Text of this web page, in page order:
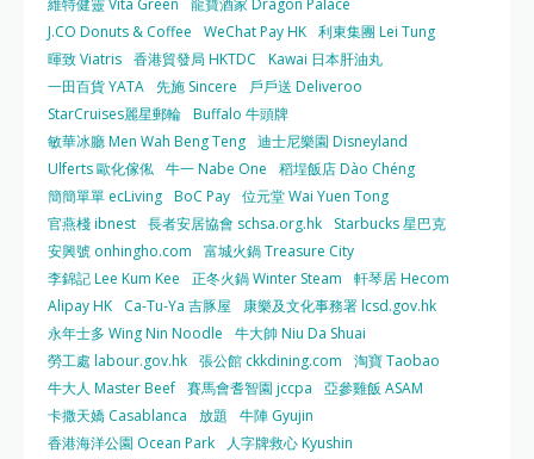
維特健靈 Vita Green
龍寶酒家 Dragon Palace
J.CO Donuts & Coffee
WeChat Pay HK 利東集團 Lei Tung
暉致 Viatris 香港貿發局 HKTDC
Kawai 日本肝油丸
一田百貨 YATA 先施 Sincere
戶戶送 Deliveroo
StarCruises麗星郵輪 Buffalo 牛頭牌
敏華冰廳 Men Wah Beng Teng 迪士尼樂園 Disneyland
Ulferts 歐化傢俬 牛一 Nabe One
稻埕飯店 Dào Chéng
簡簡單單 ecLiving BoC Pay 位元堂 Wai Yuen Tong
官燕棧 ibnest 長者安居協會 schsa.org.hk
Starbucks 星巴克
安興號 onhingho.com
富城火鍋 Treasure City
李錦記 Lee Kum Kee
正冬火鍋 Winter Steam
軒琴居 Hecom
Alipay HK
Ca-Tu-Ya 吉豚屋
康樂及文化事務署 lcsd.gov.hk
永年士多 Wing Nin Noodle
牛大帥 Niu Da Shuai
勞工處 labour.gov.hk 張公館 ckkdining.com
淘寶 Taobao
牛大人 Master Beef 賽馬會耆智園 jccpa
亞參雞飯 ASAM
卡撒天嬌 Casablanca
放題
牛陣 Gyujin
香港海洋公園 Ocean Park
人字牌救心 Kyushin